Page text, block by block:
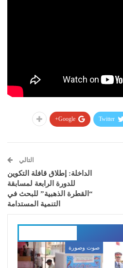
Twitter
Google+
التالي
الداخلة: إطلاق قافلة التكوين
للدورة الرابعة لمسابقة
“القطرة الذهبية” للبحث في
التنمية المستدامة
صوت وصورة